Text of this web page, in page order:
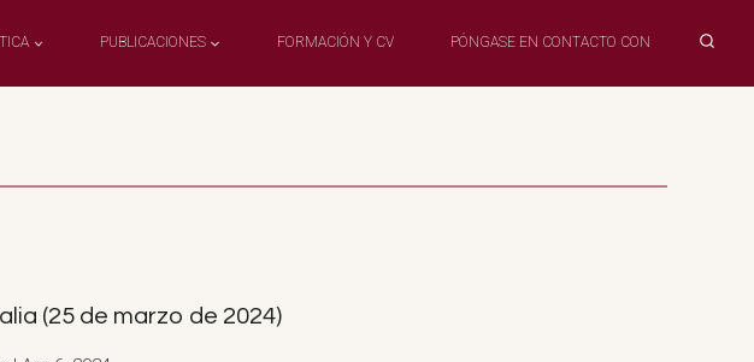
PUBLICACIONES FORMACIÓN Y CV PÓNGASE EN CONTACTO CON
(25 de marzo de 2024)